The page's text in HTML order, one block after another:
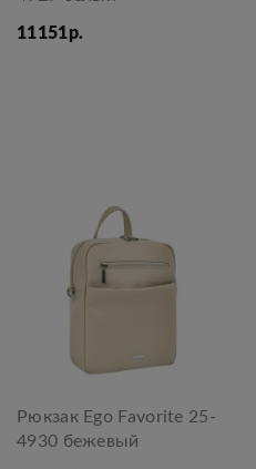
11151р.
Рюкзак Ego Favorite 25-
4930 бежевый